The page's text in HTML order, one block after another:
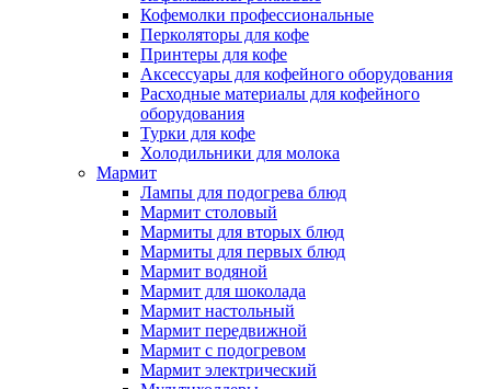
Кофемолки профессиональные
Перколяторы для кофе
Принтеры для кофе
Аксессуары для кофейного оборудования
Расходные материалы для кофейного
оборудования
Турки для кофе
Холодильники для молока
Мармит
Лампы для подогрева блюд
Мармит столовый
Мармиты для вторых блюд
Мармиты для первых блюд
Мармит водяной
Мармит для шоколада
Мармит настольный
Мармит передвижной
Мармит с подогревом
Мармит электрический